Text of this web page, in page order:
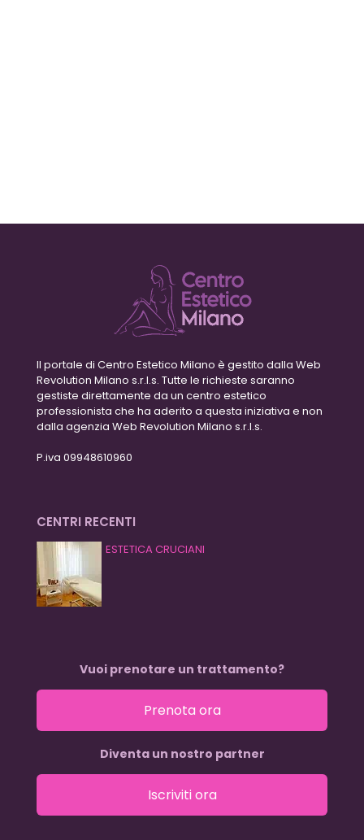
Il portale di Centro Estetico Milano è gestito dalla Web
Revolution Milano s.r.l.s. Tutte le richieste saranno
gestiste direttamente da un centro estetico
professionista che ha aderito a questa iniziativa e non
dalla agenzia Web Revolution Milano s.r.l.s.
P.iva 09948610960
CENTRI RECENTI
ESTETICA CRUCIANI
Vuoi prenotare un trattamento?
Prenota ora
Diventa un nostro partner
Iscriviti ora